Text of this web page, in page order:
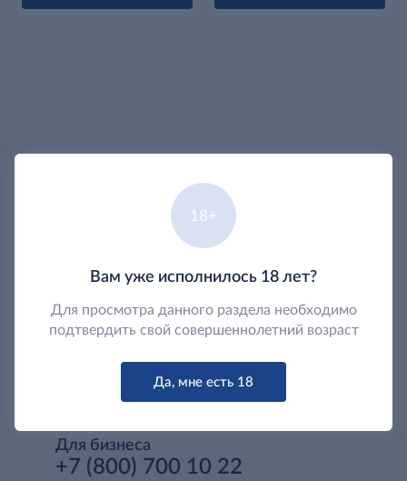
Для бизнеса
+7 (800) 700 10 22
18+
Вам уже исполнилось 18 лет?
Для просмотра данного раздела необходимо
подтвердить свой совершеннолетний возраст
Да, мне есть 18